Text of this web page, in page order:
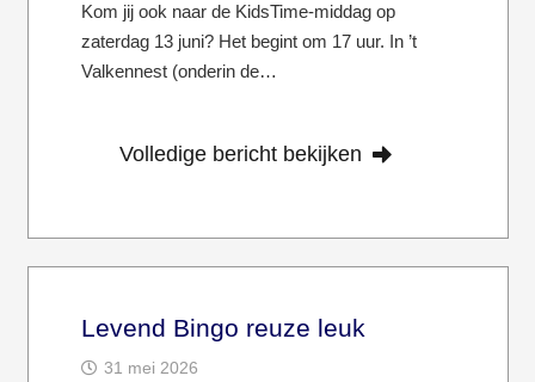
Kom jij ook naar de KidsTime-middag op
zaterdag 13 juni? Het begint om 17 uur. In ’t
Valkennest (onderin de…
Volledige bericht bekijken
Levend Bingo reuze leuk
31 mei 2026